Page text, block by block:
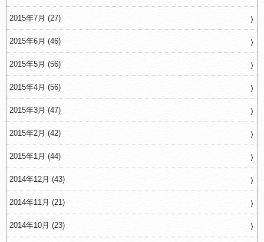
2015年7月 (27)
2015年6月 (46)
2015年5月 (56)
2015年4月 (56)
2015年3月 (47)
2015年2月 (42)
2015年1月 (44)
2014年12月 (43)
2014年11月 (21)
2014年10月 (23)